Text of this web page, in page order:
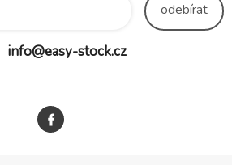
odebírat
info@easy-stock.cz